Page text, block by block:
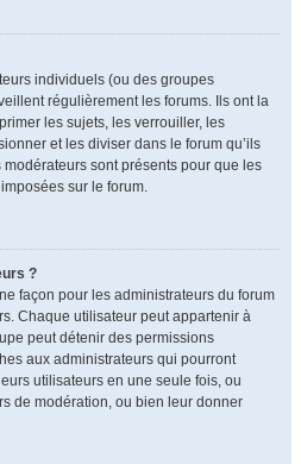
individuels (ou des groupes
régulièrement les forums. Ils ont la
les sujets, les verrouiller, les
et les diviser dans le forum qu’ils
sont présents pour que les
sur le forum.
?
façon pour les administrateurs du forum
Chaque utilisateur peut appartenir à
peut détenir des permissions
aux administrateurs qui pourront
utilisateurs en une seule fois, ou
de modération, ou bien leur donner